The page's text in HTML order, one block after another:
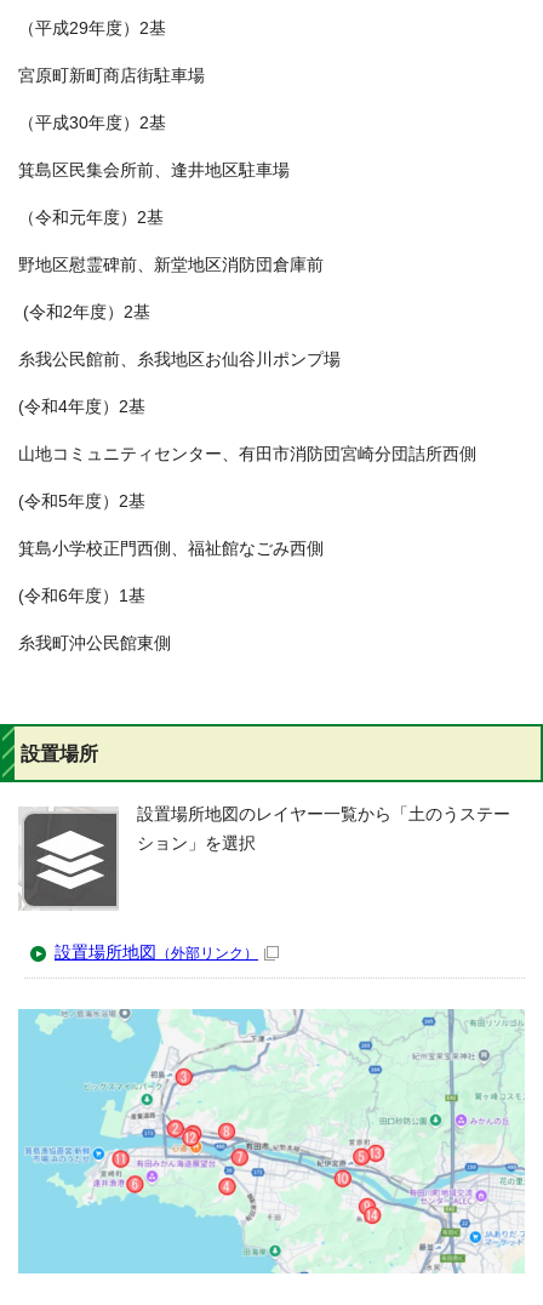
（平成29年度）2基
宮原町新町商店街駐車場
（平成30年度）2基
箕島区民集会所前、逢井地区駐車場
（令和元年度）2基
野地区慰霊碑前、新堂地区消防団倉庫前
(令和2年度）2基
糸我公民館前、糸我地区お仙谷川ポンプ場
(令和4年度）2基
山地コミュニティセンター、有田市消防団宮崎分団詰所西側
(令和5年度）2基
箕島小学校正門西側、福祉館なごみ西側
(令和6年度）1基
糸我町沖公民館東側
設置場所
設置場所地図のレイヤー一覧から「土のうステー
ション」を選択
設置場所地図 （外部リンク）